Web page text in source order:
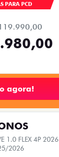
PARA PCD
agora!
1.0 FLEX 4P 2026
2026